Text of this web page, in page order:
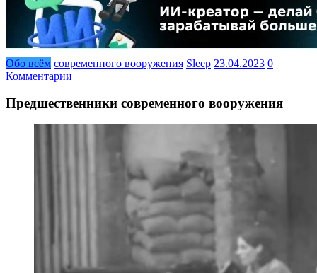
Обо всём современного вооружения Sleep 23.04.2023 0
Комментарии
Предшественники современного вооружения